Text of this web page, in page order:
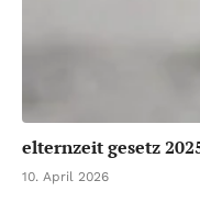
elternzeit gesetz
10. April 2026